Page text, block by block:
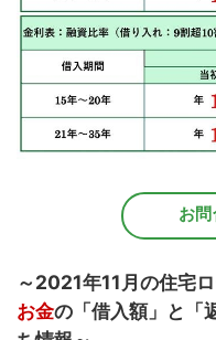
お
～2021年11月の住宅
お金の「借入額」と「